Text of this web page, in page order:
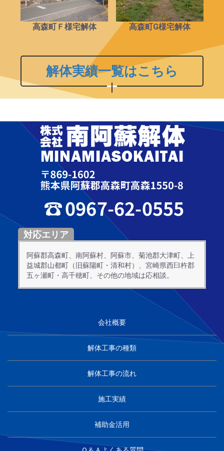
高森町Ｆ様宅解体 高森町G様宅解体
解体実績一覧はこちら
対応エリア
阿蘇郡高森町、南阿蘇村、阿蘇市、菊池郡大津町、上
益城郡山都町（旧蘇陽町・清和村）、宮崎県西臼杵郡
五ヶ瀬町・高千穂町、その他の地域は応相談。
会社概要
解体工事の種類
解体工事の流れ
施工実績
補助金活用